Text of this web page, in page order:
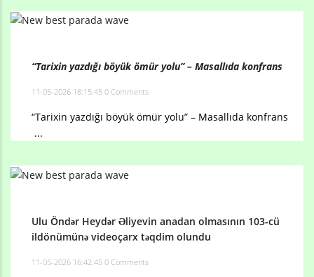
“Tarixin yazdığı böyük ömür yolu” – Masallıda konfrans
11-05-2026 18:15:45 0 Comments
“Tarixin yazdığı böyük ömür yolu” – Masallıda konfrans
...
Ulu Öndər Heydər Əliyevin anadan olmasının 103-cü
ildönümünə videoçarx təqdim olundu
11-05-2026 16:42:45 0 Comments